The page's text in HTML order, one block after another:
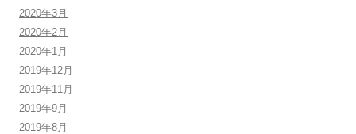
2020年3月
2020年2月
2020年1月
2019年12月
2019年11月
2019年9月
2019年8月